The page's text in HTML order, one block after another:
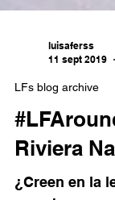
luisaferss
LFs blog archive
Riviera